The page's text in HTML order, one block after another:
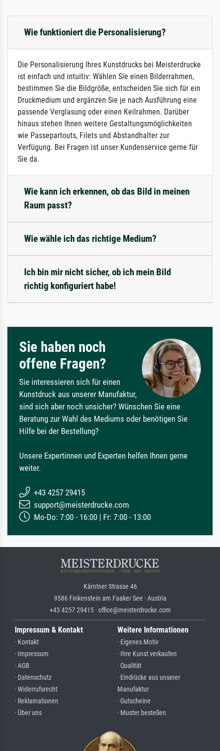
Wie funktioniert die Personalisierung?
Die Personalisierung Ihres Kunstdrucks bei Meisterdrucke
ist einfach und intuitiv: Wählen Sie einen Bilderrahmen,
bestimmen Sie die Bildgröße, entscheiden Sie sich für ein
Druckmedium und ergänzen Sie je nach Ausführung eine
passende Verglasung oder einen Keilrahmen. Darüber
hinaus stehen Ihnen weitere Gestaltungsmöglichkeiten
wie Passepartouts, Filets und Abstandhalter zur
Verfügung. Bei Fragen ist unser Kundenservice gerne für
Sie da.
Wie kann ich erkennen, ob das Bild in meinen
Raum passt?
Wie wähle ich das richtige Medium?
Ich bin mir nicht sicher, ob ich mein Bild
richtig konfiguriert habe!
Sie haben noch
offene Fragen?
Sie interessieren sich für einen
Kunstdruck aus unserer Manufaktur,
sind sich aber noch unsicher? Wünschen Sie eine
Beratung zur Wahl des Mediums oder benötigen Sie
Hilfe bei der Bestellung?
Unsere Expertinnen und Experten helfen Ihnen gerne
weiter.
+43 4257 29415
support@meisterdrucke.com
Mo-Do: 7:00 - 16:00 | Fr: 7:00 - 13:00
Kärntner Strasse 46
9586 Finkenstein am Faaker See · Austria
+43 4257 29415 · office@meisterdrucke.com
Impressum & Kontakt
· Kontakt
· Impressum
· AGB
· Datenschutz
· Widerrufsrecht
· Reklamationen
· Über uns
Weitere Informationen
· Eigenes Motiv
· Ihre Kunst verkaufen
· Qualität
· Eindrücke aus unserer
Manufaktur
· Gutscheine
· Muster bestellen